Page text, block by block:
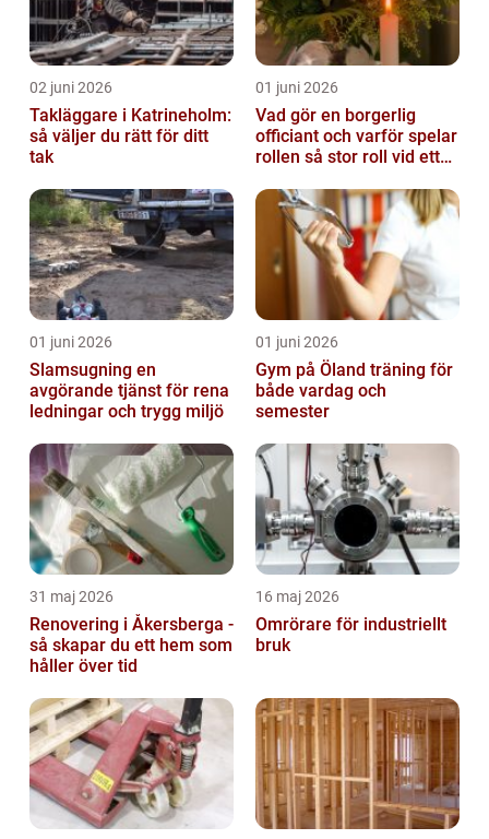
02 juni 2026
Takläggare i Katrineholm:
så väljer du rätt för ditt
tak
01 juni 2026
Vad gör en borgerlig
officiant och varför spelar
rollen så stor roll vid ett
01 juni 2026
Slamsugning en
avgörande tjänst för rena
ledningar och trygg miljö
01 juni 2026
Gym på Öland träning för
både vardag och
semester
31 maj 2026
Renovering i Åkersberga -
så skapar du ett hem som
håller över tid
16 maj 2026
Omrörare för industriellt
bruk